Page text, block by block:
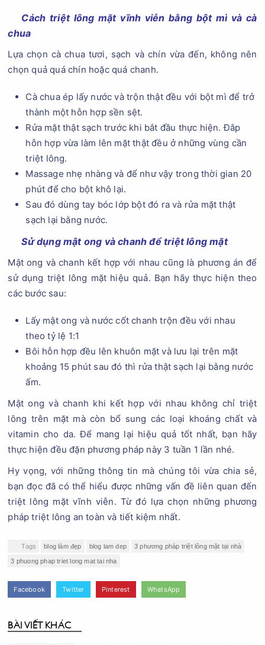
Cách triệt lông mặt vĩnh viễn bằng bột mì và cà
chua
Lựa chọn cà chua tươi, sạch và chín vừa đến, không nên
chọn quả quá chín hoặc quá chanh.
Cà chua ép lấy nước và trộn thật đều với bột mì để trở
thành một hỗn hợp sền sệt.
Rửa mặt thật sạch trước khi bắt đầu thực hiện. Đắp
hỗn hợp vừa làm lên mặt thật đều ở những vùng cần
triệt lông.
Massage nhẹ nhàng và để như vậy trong thời gian 20
phút để cho bột khô lại.
Sau đó dùng tay bóc lớp bột đó ra và rửa mặt thật
sạch lại bằng nước.
Sử dụng mật ong và chanh để triệt lông mặt
Mật ong và chanh kết hợp với nhau cũng là phương án để
sử dụng triệt lông mặt hiệu quả. Bạn hãy thực hiện theo
các bước sau:
Lấy mật ong và nước cốt chanh trộn đều với nhau
theo tỷ lệ 1:1
Bôi hỗn hợp đều lên khuôn mặt và lưu lại trên mặt
khoảng 15 phút sau đó thì rửa thật sạch lại bằng nước
ấm.
Mật ong và chanh khi kết hợp với nhau không chỉ triệt
lông trên mặt mà còn bổ sung các loại khoáng chất và
vitamin cho da. Để mang lại hiệu quả tốt nhất, bạn hãy
thực hiện đều đặn phương pháp này 3 tuần 1 lần nhé.
Hy vọng, với những thông tin mà chúng tôi vừa chia sẻ,
bạn đọc đã có thể hiểu được những vấn đề liên quan đến
triệt lông mặt vĩnh viễn. Từ đó lựa chọn những phương
pháp triệt lông an toàn và tiết kiệm nhất.
Tags blog làm đẹp blog lam dep 3 phương pháp triệt lông mặt tại nhà
3 phuong phap triet long mat tai nha
Facebook Twitter Pinterest WhatsApp
BÀI VIẾT KHÁC